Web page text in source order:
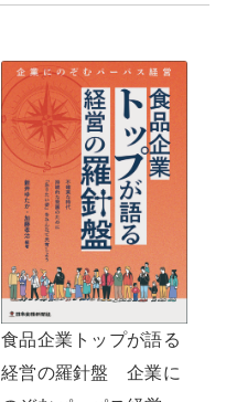
食品企業トップが語る
経営の羅針盤 企業に